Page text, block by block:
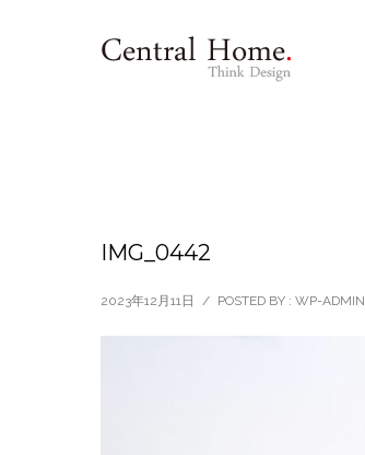
IMG_0442
2023年12月11日 / POSTED BY : WP-ADMIN